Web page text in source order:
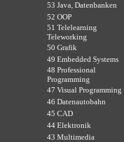
53 Java, Datenbanken
52 OOP
51 Telelearning
Teleworking
50 Grafik
49 Embedded Systems
48 Professional
Programming
47 Visual Programming
46 Datenautobahn
45 CAD
44 Elektronik
43 Multimedia